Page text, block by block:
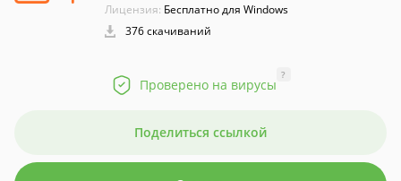
Лицензия: Бесплатно для Windows
376 скачиваний
Проверено на вирусы
?
Поделиться ссылкой